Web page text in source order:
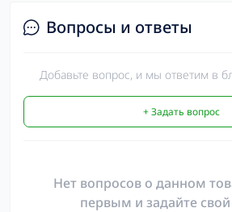
Вопросы и ответы
Добавьте вопрос, и мы ответим в
+ Задать вопрос
Нет вопросов о данном
первым и задайте